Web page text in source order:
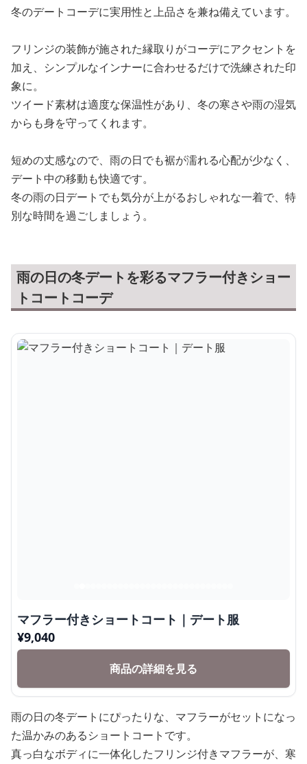
冬のデートコーデに実用性と上品さを兼ね備えています。
フリンジの装飾が施された縁取りがコーデにアクセントを
加え、シンプルなインナーに合わせるだけで洗練された印
象に。
ツイード素材は適度な保温性があり、冬の寒さや雨の湿気
からも身を守ってくれます。
短めの丈感なので、雨の日でも裾が濡れる心配が少なく、
デート中の移動も快適です。
冬の雨の日デートでも気分が上がるおしゃれな一着で、特
別な時間を過ごしましょう。
雨の日の冬デートを彩るマフラー付きショー
トコートコーデ
マフラー付きショートコート｜デート服
¥9,040
商品の詳細を見る
雨の日の冬デートにぴったりな、マフラーがセットになっ
た温かみのあるショートコートです。
真っ白なボディに一体化したフリンジ付きマフラーが、寒